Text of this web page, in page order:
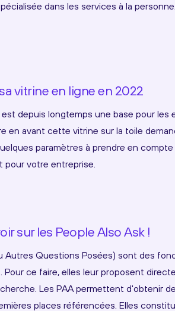
dans les services à la
vitrine en ligne en 2022
depuis longtemps une base pour les
en avant cette vitrine sur la toile
paramètres à prendre en
votre entreprise.
sur les People Also Ask !
Autres Questions Posées) sont des
ce faire, elles leur proposent
Les PAA permettent d'obtenir
places référencées. Elles